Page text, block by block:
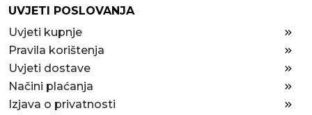
UVJETI POSLOVANJA
Uvjeti kupnje
Pravila korištenja
Uvjeti dostave
Načini plaćanja
Izjava o privatnosti